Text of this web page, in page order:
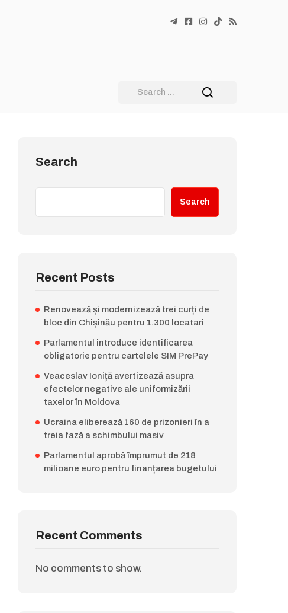
Search
Search
Recent Posts
Renovează și modernizează trei curți de
bloc din Chișinău pentru 1.300 locatari
Parlamentul introduce identificarea
obligatorie pentru cartelele SIM PrePay
Veaceslav Ioniță avertizează asupra
efectelor negative ale uniformizării
taxelor în Moldova
Ucraina eliberează 160 de prizonieri în a
treia fază a schimbului masiv
Parlamentul aprobă împrumut de 218
milioane euro pentru finanțarea bugetului
Recent Comments
No comments to show.